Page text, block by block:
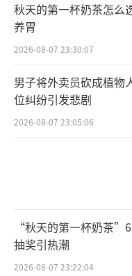
秋天的第一杯奶茶怎么
养胃
2026-08-07 23:30:07
男子将外卖员砍成植物
位纠纷引发悲剧
2026-08-07 23:05:06
“秋天的第一杯奶茶
抽奖引热潮
2026-08-07 23:22:04